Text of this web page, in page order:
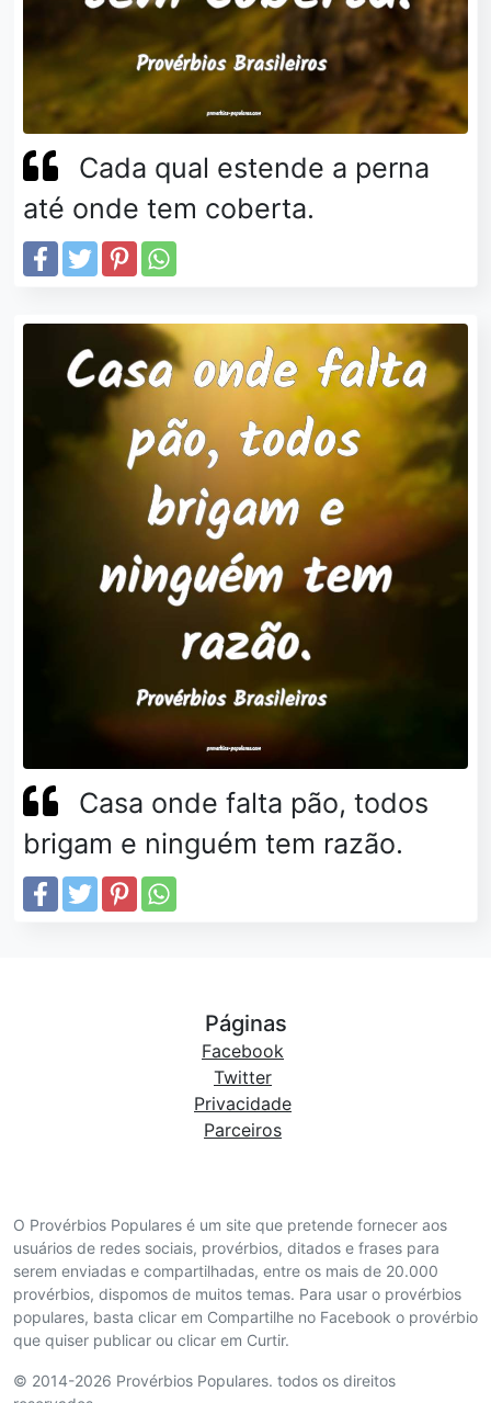
Cada qual estende a perna
até onde tem coberta.
Casa onde falta pão, todos
brigam e ninguém tem razão.
O Provérbios Populares é um site que pretende fornecer aos
usuários de redes sociais, provérbios, ditados e frases para
serem enviadas e compartilhadas, entre os mais de 20.000
provérbios, dispomos de muitos temas. Para usar o provérbios
populares, basta clicar em Compartilhe no Facebook o provérbio
que quiser publicar ou clicar em Curtir.
© 2014-2026 Provérbios Populares. todos os direitos
Páginas
Facebook
Twitter
Privacidade
Parceiros